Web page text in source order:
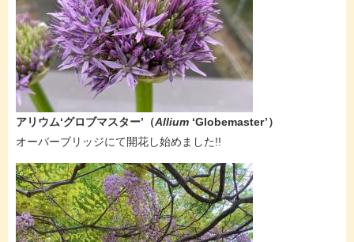
アリウム‘グロブマスター’​（Allium ‘Globemaster’）​
オーバーブリッジにて開花し始めました!!